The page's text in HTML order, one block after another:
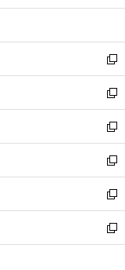
開
ウ
開
く
ン
ウ
で
開
く
ウ
ン
ド
ウ
で
開
く
新
し
い
ウ
ィ
ン
ド
ウ
で
開
く
新
し
い
ウ
ィ
ン
ド
ウ
で
開
新
し
い
ウ
ィ
ン
ド
ウ
新
し
い
ウ
ィ
ン
新
し
い
ウ
新
し